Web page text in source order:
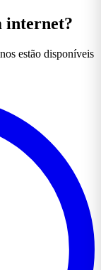
internet?
estão disponíveis